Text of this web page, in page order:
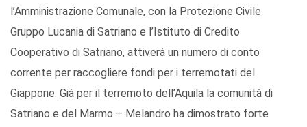
l’Amministrazione Comunale, con la Protezione Civile
Gruppo Lucania di Satriano e l’Istituto di Credito
Cooperativo di Satriano, attiverà un numero di conto
corrente per raccogliere fondi per i terremotati del
Giappone. Già per il terremoto dell’Aquila la comunità di
Satriano e del Marmo – Melandro ha dimostrato forte